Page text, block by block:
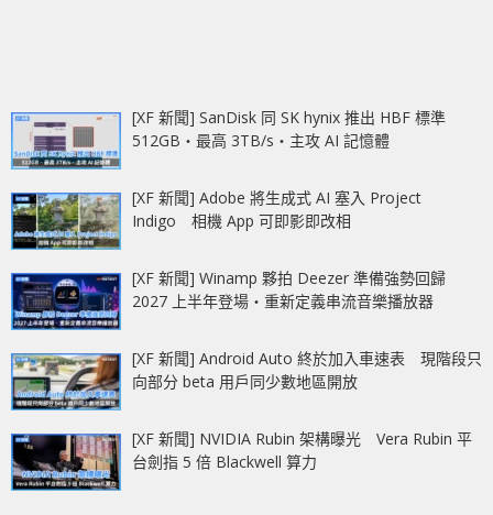
[XF 新聞] SanDisk 同 SK hynix 推出 HBF 標準
512GB‧最高 3TB/s‧主攻 AI 記憶體
[XF 新聞] Adobe 將生成式 AI 塞入 Project
Indigo 相機 App 可即影即改相
[XF 新聞] Winamp 夥拍 Deezer 準備強勢回歸
2027 上半年登場‧重新定義串流音樂播放器
[XF 新聞] Android Auto 終於加入車速表 現階段只
向部分 beta 用戶同少數地區開放
[XF 新聞] NVIDIA Rubin 架構曝光 Vera Rubin 平
台劍指 5 倍 Blackwell 算力